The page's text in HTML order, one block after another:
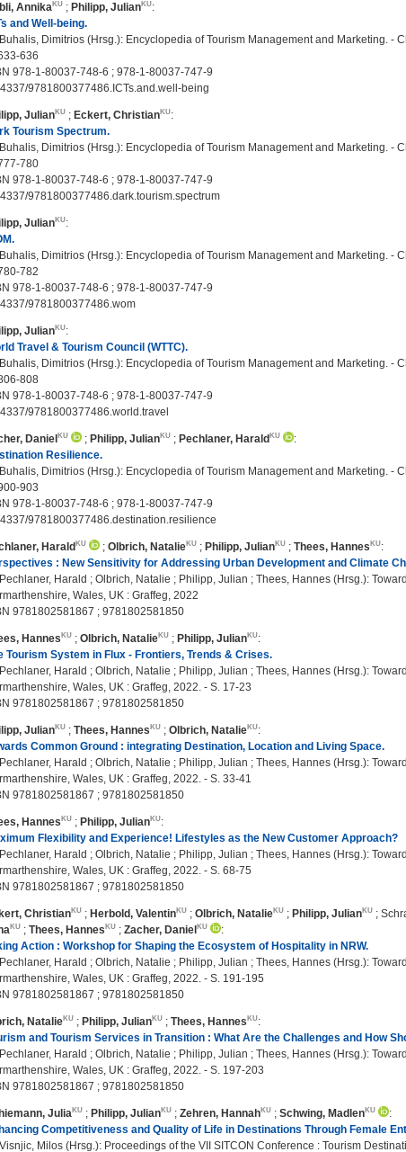
Annika ; Philipp, Julian
:
and Well-being.
Buhalis, Dimitrios (Hrsg.): Encyclopedia of Tourism Management and Marketing. -
636
978-1-80037-748-6 ; 978-1-80037-747-9
9781800377486.ICTs.and.well-being
Julian ; Eckert, Christian
:
Tourism Spectrum.
Buhalis, Dimitrios (Hrsg.): Encyclopedia of Tourism Management and Marketing. -
780
978-1-80037-748-6 ; 978-1-80037-747-9
9781800377486.dark.tourism.spectrum
Julian
:
Buhalis, Dimitrios (Hrsg.): Encyclopedia of Tourism Management and Marketing. -
782
978-1-80037-748-6 ; 978-1-80037-747-9
9781800377486.wom
Julian
:
Travel & Tourism Council (WTTC).
Buhalis, Dimitrios (Hrsg.): Encyclopedia of Tourism Management and Marketing. -
808
978-1-80037-748-6 ; 978-1-80037-747-9
9781800377486.world.travel
Daniel ; Philipp, Julian ; Pechlaner, Harald
:
Resilience.
Buhalis, Dimitrios (Hrsg.): Encyclopedia of Tourism Management and Marketing. -
903
978-1-80037-748-6 ; 978-1-80037-747-9
9781800377486.destination.resilience
Harald ; Olbrich, Natalie ; Philipp, Julian ; Thees, Hannes
:
: New Sensitivity for Addressing Urban Development and Climate
Pechlaner, Harald ; Olbrich, Natalie ; Philipp, Julian ; Thees, Hannes (Hrsg.):
Wales, UK : Graffeg, 2022
9781802581867 ; 9781802581850
Hannes ; Olbrich, Natalie ; Philipp, Julian
:
Tourism System in Flux - Frontiers, Trends & Crises.
Pechlaner, Harald ; Olbrich, Natalie ; Philipp, Julian ; Thees, Hannes (Hrsg.):
Wales, UK : Graffeg, 2022. - S. 17-23
9781802581867 ; 9781802581850
Julian ; Thees, Hannes ; Olbrich, Natalie
:
Common Ground : integrating Destination, Location and Living Space.
Pechlaner, Harald ; Olbrich, Natalie ; Philipp, Julian ; Thees, Hannes (Hrsg.):
Wales, UK : Graffeg, 2022. - S. 33-41
9781802581867 ; 9781802581850
Hannes ; Philipp, Julian
:
Flexibility and Experience! Lifestyles as the New Customer Approach?
Pechlaner, Harald ; Olbrich, Natalie ; Philipp, Julian ; Thees, Hannes (Hrsg.):
Wales, UK : Graffeg, 2022. - S. 68-75
9781802581867 ; 9781802581850
Christian ; Herbold, Valentin ; Olbrich, Natalie ; Philipp, Julian ;
; Thees, Hannes ; Zacher, Daniel
:
Action : Workshop for Shaping the Ecosystem of Hospitality in NRW.
Pechlaner, Harald ; Olbrich, Natalie ; Philipp, Julian ; Thees, Hannes (Hrsg.):
Wales, UK : Graffeg, 2022. - S. 191-195
9781802581867 ; 9781802581850
Natalie ; Philipp, Julian ; Thees, Hannes
:
and Tourism Services in Transition : What Are the Challenges and How
Pechlaner, Harald ; Olbrich, Natalie ; Philipp, Julian ; Thees, Hannes (Hrsg.):
Wales, UK : Graffeg, 2022. - S. 197-203
9781802581867 ; 9781802581850
Julia ; Philipp, Julian ; Zehren, Hannah ; Schwing, Madlen
:
Competitiveness and Quality of Life in Destinations Through Female
Visnjic, Milos (Hrsg.): Proceedings of the VII SITCON Conference : Tourism